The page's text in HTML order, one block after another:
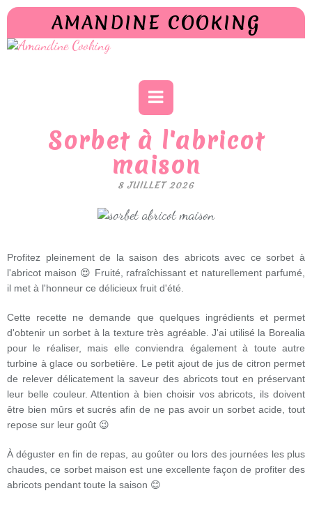
AMANDINE COOKING
Sorbet à l'abricot
maison
8 JUILLET 2026
Profitez pleinement de la saison des abricots avec ce sorbet à
l'abricot maison 😍 Fruité, rafraîchissant et naturellement parfumé,
il met à l'honneur ce délicieux fruit d'été.
Cette recette ne demande que quelques ingrédients et permet
d'obtenir un sorbet à la texture très agréable. J'ai utilisé la Borealia
pour le réaliser, mais elle conviendra également à toute autre
turbine à glace ou sorbetière. Le petit ajout de jus de citron permet
de relever délicatement la saveur des abricots tout en préservant
leur belle couleur. Attention à bien choisir vos abricots, ils doivent
être bien mûrs et sucrés afin de ne pas avoir un sorbet acide, tout
repose sur leur goût 😉
À déguster en fin de repas, au goûter ou lors des journées les plus
chaudes, ce sorbet maison est une excellente façon de profiter des
abricots pendant toute la saison 😊